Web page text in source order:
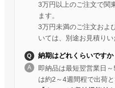
3万円以上のご注文で関
ます。
3万円未満のご注文およ
いては、別途お見積りい
納期はどれくらいですか
即納品は最短翌営業日
は約2～4週間程で出荷と